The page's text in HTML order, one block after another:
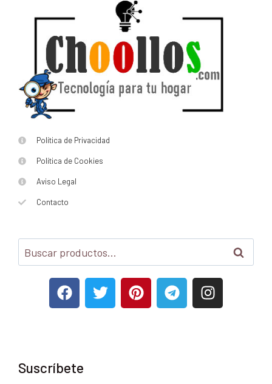
Política de Privacidad
Política de Cookies
Aviso Legal
Contacto
Buscar
Suscríbete